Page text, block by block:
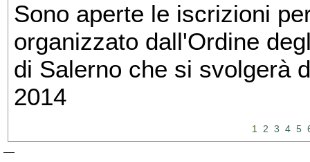
Sono aperte le iscrizioni
organizzato dall'Ordine
di Salerno che si svolgerà
2014
1 2 3 4 5